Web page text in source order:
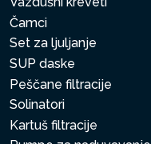
Čamci
Set za ljuljanje
SUP daske
Peščane filtracije
Solinatori
Kartuš filtracije